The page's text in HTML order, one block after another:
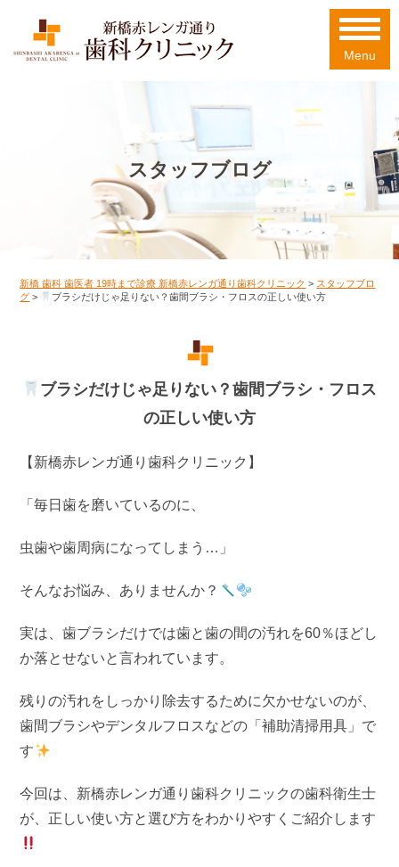
Menu
スタッフブログ
新橋 歯科 歯医者 19時まで診療 新橋赤レンガ通り歯科クリニック > スタッフブロ
グ > ブラシだけじゃ足りない？歯間ブラシ・フロスの正しい使い方
ブラシだけじゃ足りない？歯間ブラシ・フロス
の正しい使い方
【新橋赤レンガ通り歯科クリニック】
「毎日歯を磨いているのに、
虫歯や歯周病になってしまう…」
そんなお悩み、ありませんか？
実は、歯ブラシだけでは歯と歯の間の汚れを60％ほどし
か落とせないと言われています。
残りの汚れをしっかり除去するために欠かせないのが、
歯間ブラシやデンタルフロスなどの「補助清掃用具」で
す
今回は、新橋赤レンガ通り歯科クリニックの歯科衛生士
が、正しい使い方と選び方をわかりやすくご紹介します